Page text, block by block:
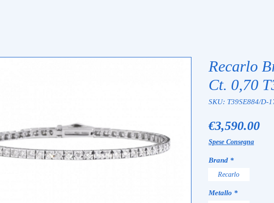
Recarlo
Ct. 0,70
SKU: T39SE884/D-
€3,590.00
Spese Consegna
Brand *
Recarlo
Metallo *